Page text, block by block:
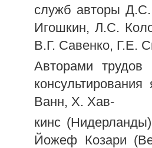
служб авторы
Игошкин, Л.С.
В.Г. Савенко, Г.Е.
Авторами трудов
Ванн, X. Хав-
кинс
Йожеф Козари